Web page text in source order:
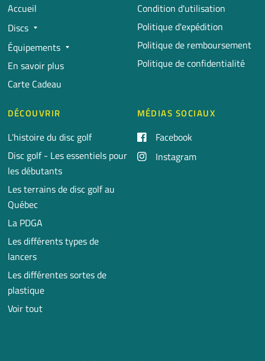
Accueil
Discs
Équipements
En savoir plus
Carte Cadeau
Condition d'utilisation
Politique d'expédition
Politique de remboursement
Politique de confidentialité
DÉCOUVRIR
L'histoire du disc golf
Disc golf - Les essentiels pour
les débutants
Les terrains de disc golf au
Québec
La PDGA
Les différents types de
lancers
Les différentes sortes de
plastique
Voir tout
MÉDIAS SOCIAUX
Facebook
Instagram